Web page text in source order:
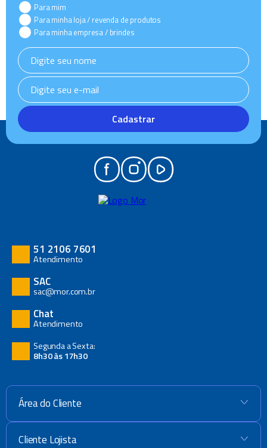
Para mim
Para minha loja / revenda de produtos
Para minha empresa / brindes
Cadastrar
51 2106 7601
Atendimento
SAC
sac@mor.com.br
Chat
Atendimento
Segunda a Sexta:
8h30 às 17h30
Área do Cliente +
Cliente Lojista +